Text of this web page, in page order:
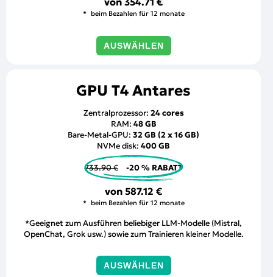
beim Bezahlen für 12 monate
AUSWÄHLEN
GPU T4 Antares
Zentralprozessor: 24 cores
RAM: 48 GB
Bare-Metal-GPU: 32 GB (2 x 16 GB)
NVMe disk: 400 GB
733.90 € -20 % RABATT
von 587.12 €
beim Bezahlen für 12 monate
*Geeignet zum Ausführen beliebiger LLM-Modelle (Mistral,
OpenChat, Grok usw.) sowie zum Trainieren kleiner Modelle.
AUSWÄHLEN